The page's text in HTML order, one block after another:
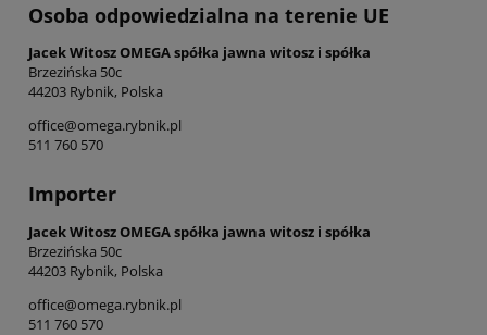
Osoba odpowiedzialna na terenie UE
Jacek Witosz OMEGA spółka jawna witosz i spółka
Brzezińska 50c
44203 Rybnik, Polska
office@omega.rybnik.pl
511 760 570
Importer
Jacek Witosz OMEGA spółka jawna witosz i spółka
Brzezińska 50c
44203 Rybnik, Polska
office@omega.rybnik.pl
511 760 570